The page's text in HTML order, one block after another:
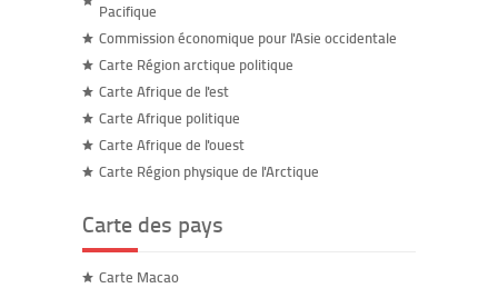
Pacifique
Commission économique pour l'Asie occidentale
Carte Région arctique politique
Carte Afrique de l'est
Carte Afrique politique
Carte Afrique de l'ouest
Carte Région physique de l'Arctique
Carte des pays
Carte Macao